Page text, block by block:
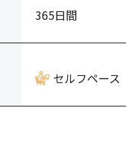
365日間
セルフペース